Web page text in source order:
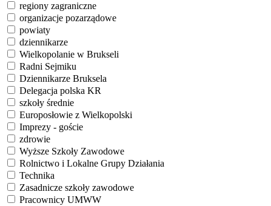
regiony zagraniczne
organizacje pozarządowe
powiaty
dziennikarze
Wielkopolanie w Brukseli
Radni Sejmiku
Dziennikarze Bruksela
Delegacja polska KR
szkoły średnie
Europosłowie z Wielkopolski
Imprezy - goście
zdrowie
Wyższe Szkoły Zawodowe
Rolnictwo i Lokalne Grupy Działania
Technika
Zasadnicze szkoły zawodowe
Pracownicy UMWW